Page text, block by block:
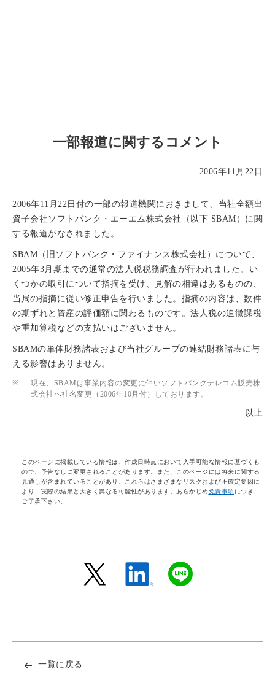
一部報道に関するコメント
2006年11月22日
2006年11月22日付の一部の報道機関におきまして、当社全額出
資子会社ソフトバンク・エーエム株式会社（以下 SBAM）に関
する報道がなされました。
SBAM（旧ソフトバンク・ファイナンス株式会社）について、
2005年3月期までの通常の法人税税務調査が行われました。い
くつかの取引について指摘を受け、見解の相違はあるものの、
当局の指摘に従い修正申告を行いました。指摘の内容は、数件
の期ずれと資産の評価額に関わるものです。法人税の追徴課税
や重加算税などの支払いはございません。
SBAMの単体財務諸表および当社グループの連結財務諸表に与
える影響はありません。
※
現在、SBAMは事業内容の変更に伴いソフトバンクテレコム販売株
式会社へ社名変更（2006年10月付）しております。
以上
このページに掲載している情報は、作成日時点において入手可能な情報に基づくも
ので、予告なしに変更されることがあります。また、このページには将来に関する
見通しが含まれていることがあり、これらはさまざまなリスクおよび不確定要因に
より、実際の結果と大きく異なる可能性があります。あらかじめ免責事項につき、
ご了承下さい。
一覧に戻る